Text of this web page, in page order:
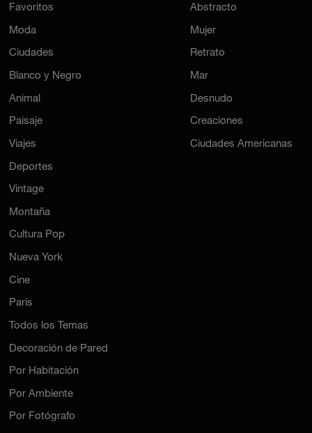
Favoritos
Moda
Ciudades
Blanco y Negro
Animal
Paisaje
Viajes
Deportes
Abstracto
Mujer
Retrato
Mar
Desnudo
Creaciones
Ciudades Americanas
Vintage
Montaña
Cultura Pop
Nueva York
Cine
París
Todos los Temas
Decoración de Pared
Por Habitación
Por Ambiente
Por Fotógrafo